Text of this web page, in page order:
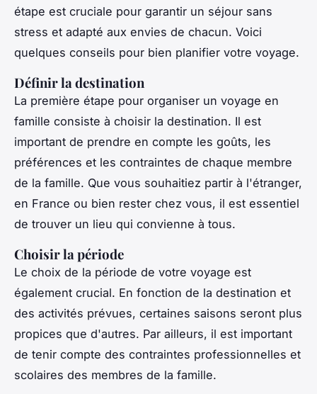
étape est cruciale pour garantir un séjour sans
stress et adapté aux envies de chacun. Voici
quelques conseils pour bien planifier votre voyage.
Définir la destination
La première étape pour organiser un voyage en
famille consiste à choisir la destination. Il est
important de prendre en compte les goûts, les
préférences et les contraintes de chaque membre
de la famille. Que vous souhaitiez partir à l'étranger,
en France ou bien rester chez vous, il est essentiel
de trouver un lieu qui convienne à tous.
Choisir la période
Le choix de la période de votre voyage est
également crucial. En fonction de la destination et
des activités prévues, certaines saisons seront plus
propices que d'autres. Par ailleurs, il est important
de tenir compte des contraintes professionnelles et
scolaires des membres de la famille.